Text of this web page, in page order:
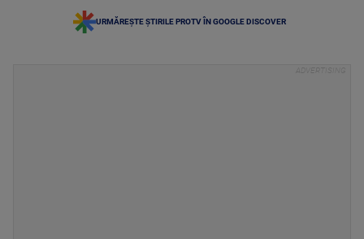
URMĂREȘTE ȘTIRILE PROTV ÎN GOOGLE DISCOVER